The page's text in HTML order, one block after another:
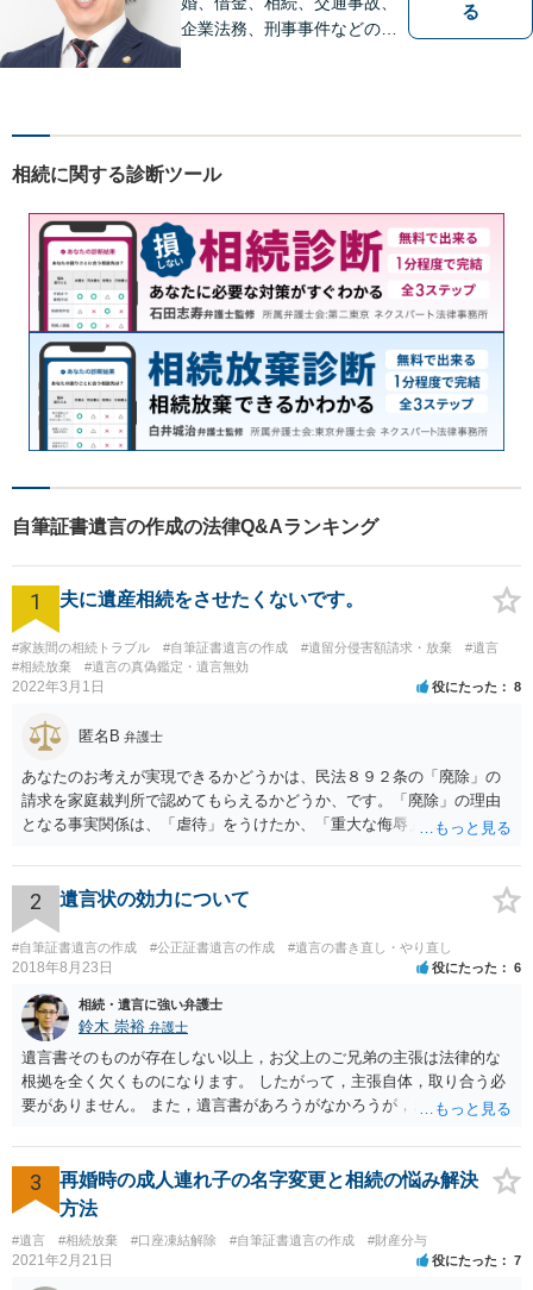
企業法務、刑事事件などのご
なリーガルサービスを提供い
る
相続に関する診断ツール
自筆証書遺言の作成の法律Q&Aランキング
1 夫に遺産相続をさせたくないです。
#家族間の相続トラブル #自筆証書遺言の作成 #遺留分侵害額請求・放棄
#遺言
#相続放棄
#遺言の真偽鑑定・遺言無効
2022年3月1日 役にたった 8
匿名B 弁護士
あなたのお考えが実現できるかどうかは、民法８９２条の「廃除」の
請求を家庭裁判所で認めてもらえるかどうか、です。「廃除」の理由
となる事実関係は、「虐待」をうけたか、「重大な侮辱」を受けた
「廃除」は遺言でも可能です（民法８９３条）。 弁護士に具体的な事
情を話して相談して、「廃除」が可能か、実際に法律相談を受けるこ
とをお勧めします。
2 遺言状の効力について
#自筆証書遺言の作成 #公正証書遺言の作成 #遺言の書き直し・やり直し
2018年8月23日 役にたった 6
相続・遺言に強い弁護士
鈴木 崇裕 弁護士
遺言書そのものが存在しない以上，お父上のご兄弟の主張は法律的な
根拠を全く欠くものになります。 したがって，主張自体，取り合う必
要がありません。 また，遺言書があろうがなかろうが，お父上のご兄
ご回答にもありますが， 代理人弁護士をたてて，その弁護士から相手
方に対して， ・相続に関する主張は法的根拠がなく，一切応じないこ
と ・今後一切の連絡をしてこないでほしいこと ・連絡を継続してくる
ようであれば警察への通報や法的措置も辞さないこと などを記載した
書面を発送してもらうことがよろしいように思います。
3
再婚時の成人連れ子の名字変更と相続の悩み解決
方法
#遺言 #相続放棄 #口座凍結解除 #自筆証書遺言の作成 #財産分与
2021年2月21日 役にたった 7